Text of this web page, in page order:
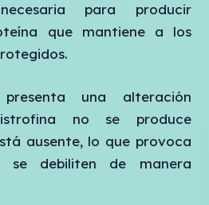
para producir
que mantiene a los
una alteración
no se produce
ausente, lo que provoca
se debiliten de manera